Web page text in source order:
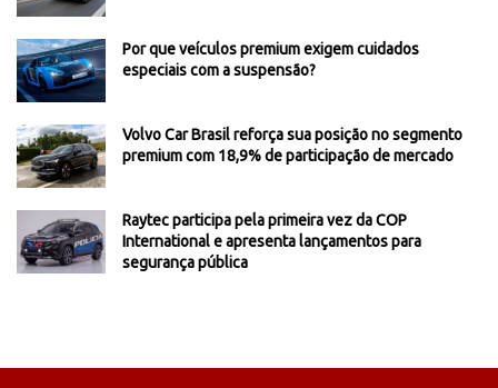
Por que veículos premium exigem cuidados
especiais com a suspensão?
Volvo Car Brasil reforça sua posição no segmento
premium com 18,9% de participação de mercado
Raytec participa pela primeira vez da COP
International e apresenta lançamentos para
segurança pública